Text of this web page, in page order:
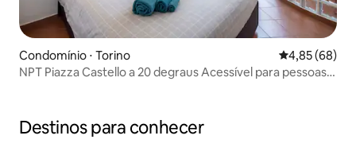
Condomínio ⋅ Torino 4,85 de uma
4,85 (68)
NPT Piazza Castello a 20 degraus Acessível para pessoas
Destinos para conhecer